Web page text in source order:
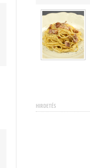
HIRDETÉS